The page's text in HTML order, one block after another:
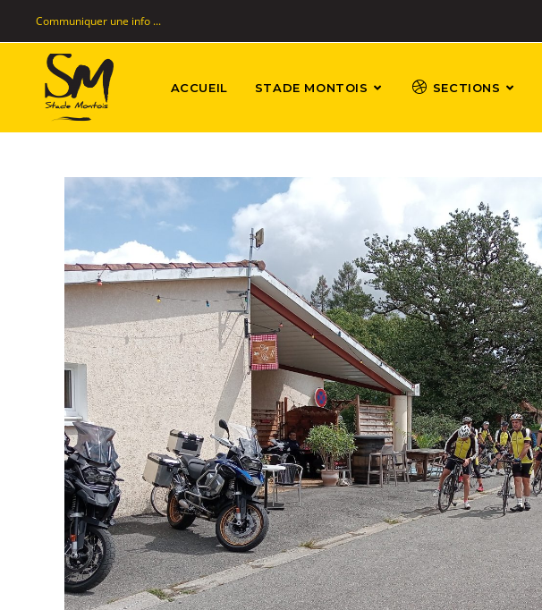
Communiquer une info ...
ACCUEIL STADE MONTOIS SECTIONS